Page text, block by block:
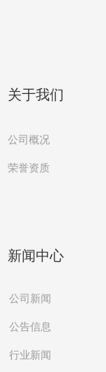
关于我们
公司概况
荣誉资质
新闻中心
公司新闻
公告信息
行业新闻